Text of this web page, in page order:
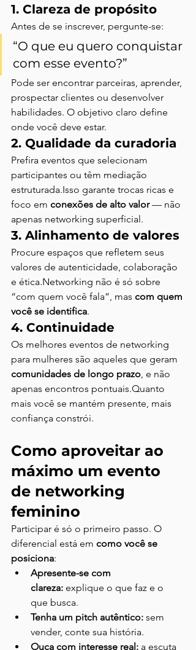
1. Clareza de propósito
Antes de se inscrever, pergunte-se:
“O que eu quero conquistar
com esse evento?”
Pode ser encontrar parceiras, aprender,
prospectar clientes ou desenvolver
habilidades. O objetivo claro define
onde você deve estar.
2. Qualidade da curadoria
Prefira eventos que selecionam
participantes ou têm mediação
estruturada.Isso garante trocas ricas e
foco em conexões de alto valor — não
apenas networking superficial.
3. Alinhamento de valores
Procure espaços que refletem seus
valores de autenticidade, colaboração
e ética.Networking não é só sobre
“com quem você fala”, mas com quem
você se identifica.
4. Continuidade
Os melhores eventos de networking
para mulheres são aqueles que geram
comunidades de longo prazo , e não
apenas encontros pontuais.Quanto
mais você se mantém presente, mais
confiança constrói.
Como aproveitar ao
máximo um evento
de networking
feminino
Participar é só o primeiro passo. O
diferencial está em como você se
posiciona:
Apresente-se com
clareza: explique o que faz e o
que busca.
Tenha um pitch autêntico: sem
vender, conte sua história.
Ouça com interesse real: a escuta